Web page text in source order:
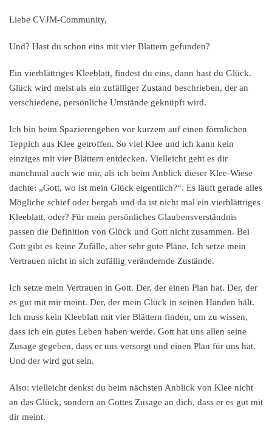
Liebe CVJM-Community,
Und? Hast du schon eins mit vier Blättern gefunden?
Ein vierblättriges Kleeblatt, findest du eins, dann hast du Glück.
Glück wird meist als ein zufälliger Zustand beschrieben, der an
verschiedene, persönliche Umstände geknüpft wird.
Ich bin beim Spazierengehen vor kurzem auf einen förmlichen
Teppich aus Klee getroffen. So viel Klee und ich kann kein
einziges mit vier Blättern entdecken. Vielleicht geht es dir
manchmal auch wie mir, als ich beim Anblick dieser Klee-Wiese
dachte: „Gott, wo ist mein Glück eigentlich?“. Es läuft gerade alles
Mögliche schief oder bergab und da ist nicht mal ein vierblättriges
Kleeblatt, oder? Für mein persönliches Glaubensverständnis
passen die Definition von Glück und Gott nicht zusammen. Bei
Gott gibt es keine Zufälle, aber sehr gute Pläne. Ich setze mein
Vertrauen nicht in sich zufällig verändernde Zustände.
Ich setze mein Vertrauen in Gott. Der, der einen Plan hat. Der, der
es gut mit mir meint. Der, der mein Glück in seinen Händen hält.
Ich muss kein Kleeblatt mit vier Blättern finden, um zu wissen,
dass ich ein gutes Leben haben werde. Gott hat uns allen seine
Zusage gegeben, dass er uns versorgt und einen Plan für uns hat.
Und der wird gut sein.
Also: vielleicht denkst du beim nächsten Anblick von Klee nicht
an das Glück, sondern an Gottes Zusage an dich, dass er es gut mit
dir meint.